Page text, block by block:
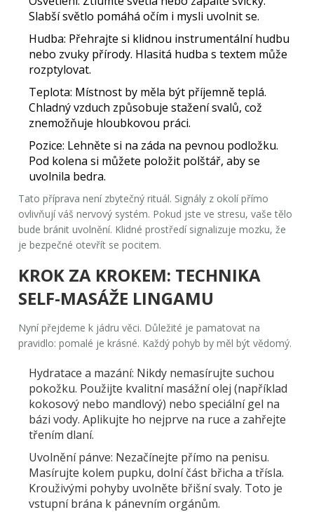
Slabší světlo pomáhá očím i mysli uvolnit se.
Hudba: Přehrajte si klidnou instrumentální hudbu
nebo zvuky přírody. Hlasitá hudba s textem může
rozptylovat.
Teplota: Místnost by měla být příjemně teplá.
Chladný vzduch způsobuje stažení svalů, což
znemožňuje hloubkovou práci.
Pozice: Lehněte si na záda na pevnou podložku.
Pod kolena si můžete položit polštář, aby se
uvolnila bedra.
Tato příprava není zbytečný rituál. Signály z okolí přímo
ovlivňují váš nervový systém. Pokud jste ve stresu, vaše tělo
bude bránit uvolnění. Klidné prostředí signalizuje mozku, že
je bezpečné otevřít se pocitem.
KROK ZA KROKEM: TECHNIKA
SELF-MASÁŽE LINGAMU
Nyní přejdeme k jádru věci. Důležité je pamatovat na
pravidlo:pomalé je krásné. Každý pohyb by měl být vědomý.
Hydratace a mazání: Nikdy nemasírujte suchou
pokožku. Použijte kvalitní masážní olej (například
kokosový nebo mandlový) nebo speciální gel na
bázi vody. Aplikujte ho nejprve na ruce a zahřejte
třením dlaní.
Uvolnění pánve: Nezačínejte přímo na penisu.
Masírujte kolem pupku, dolní část břicha a třísla.
Krouživými pohyby uvolněte břišní svaly. Toto je
vstupní brána k pánevním orgánům.